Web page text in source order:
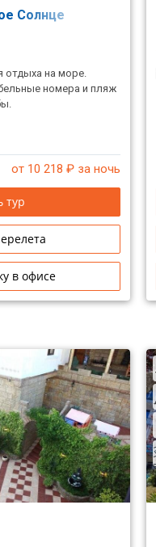
Солнце
отдыха на море.
номера и пляж
от 10 218 ₽ за ночь
тур
в офисе